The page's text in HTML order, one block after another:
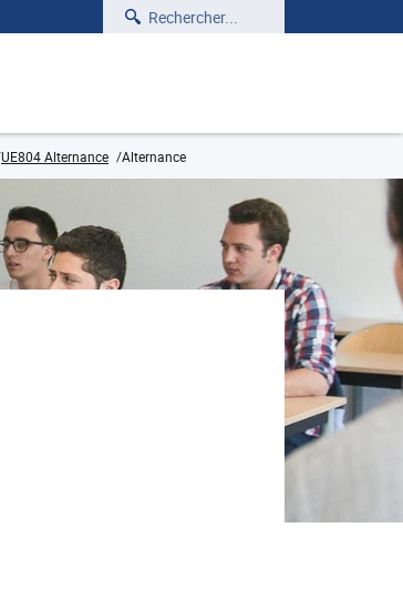
Rechercher
UE804 Alternance Alternance